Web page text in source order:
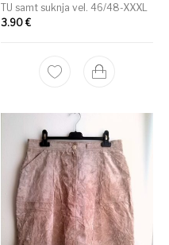
TU samt suknja vel. 46/48-XXXL
3.90 €